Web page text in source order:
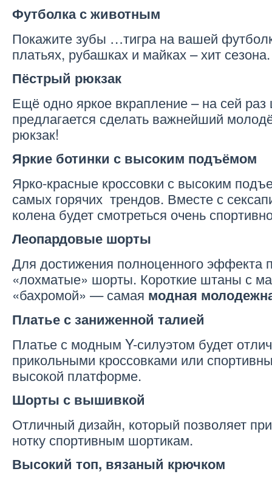
Футболка с животным
Покажите зубы …тигра на вашей
платьях, рубашках и майках – хит сезона.
Пёстрый рюкзак
Ещё одно яркое вкрапление – на сей
предлагается сделать важнейший
рюкзак!
Яркие ботинки с высоким подъёмом
Ярко-красные кроссовки с высоким
самых горячих трендов. Вместе с
колена будет смотреться очень
Леопардовые шорты
Для достижения полноценного эффекта
«лохматые» шорты. Короткие штаны с
«бахромой» — самая модная
Платье с заниженной талией
Платье с модным Y-силуэтом будет
прикольными кроссовками или
высокой платформе.
Шорты с вышивкой
Отличный дизайн, который позволяет
нотку спортивным шортикам.
Высокий топ, вязаный крючком